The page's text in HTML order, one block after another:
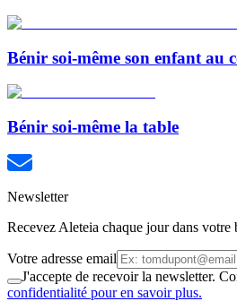
Bénir soi-même son enfant au
Bénir soi-même la table
Newsletter
Recevez Aleteia chaque jour dans votre
Votre adresse email
J'accepte de recevoir la newsletter.
confidentialité pour en savoir plus.